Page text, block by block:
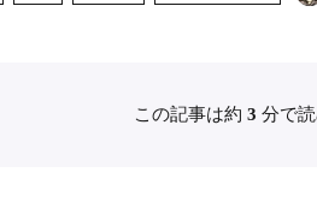
この記事は約 3 分で